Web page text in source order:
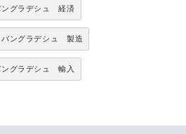
ングラデシュ 経済
バングラデシュ 製造
ングラデシュ 輸入